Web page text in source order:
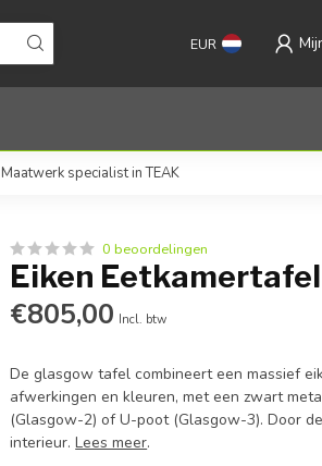
EUR
Maatwerk specialist in TEAK
0 beoordelingen
Eiken
€805,00 Incl. btw
De glasgow tafel combineert een massief
afwerkingen en kleuren, met een zwart
(Glasgow-2) of U-poot (Glasgow-3). Door
interieur.Lees meer.